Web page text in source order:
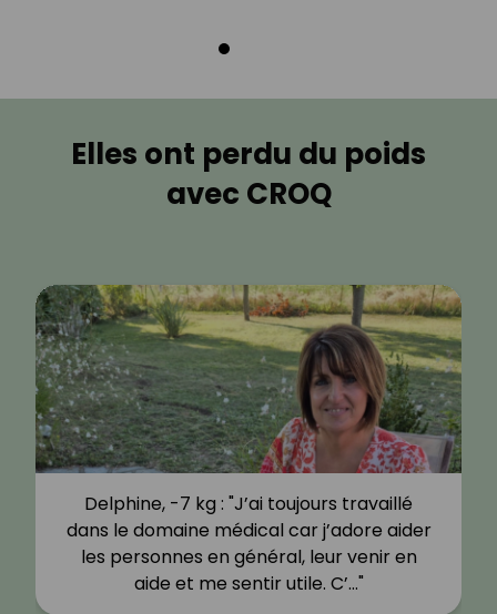
Elles ont perdu du poids
avec CROQ
Delphine, -7 kg : "J’ai toujours travaillé
dans le domaine médical car j’adore aider
les personnes en général, leur venir en
aide et me sentir utile. C’…"